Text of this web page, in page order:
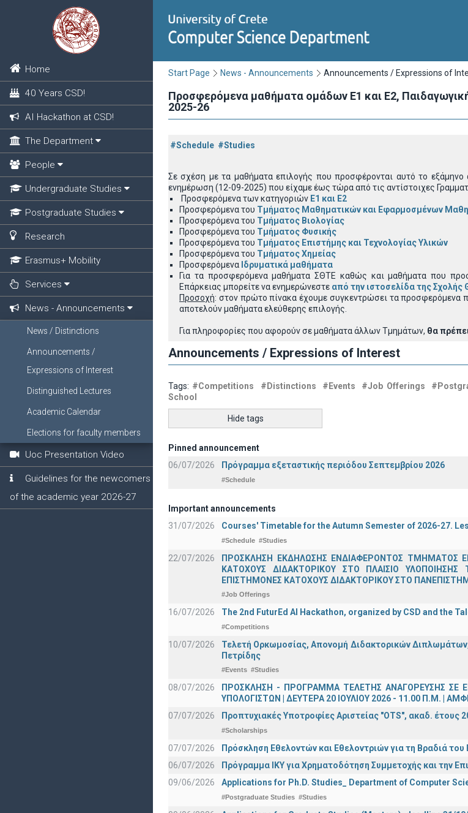
Home
40 Years CSD!
AI Hackathon at CSD!
The Department
People
Undergraduate Studies
Postgraduate Studies
Research
Erasmus+ Mobility
Services
News - Announcements
News / Distinctions
Announcements /
Expressions of Interest
Distinguished Lectures
Academic Calendar
Elections for faculty members
Uoc Presentation Video
Guidelines for the newcomers
of the academic year 2026-27
Start Page News - Announcements Announcements / Expressions of
Προσφερόμενα μαθήματα ομάδων Ε1 και Ε2,
2025-26
#Schedule #Studies
Σε σχέση με τα μαθήματα επιλογής που προσφέρονται αυτό το
ενημέρωση (12-09-2025) που είχαμε έως τώρα από τις αντίστοιχες
Προσφερόμενα των κατηγοριών Ε1 και Ε2
Προσφερόμενα του Τμήματος Μαθηματικών και Εφαρμοσμένων
Προσφερόμενα του Τμήματος Βιολογίας
Προσφερόμενα του Τμήματος Φυσικής
Προσφερόμενα του Τμήματος Επιστήμης και Τεχνολογίας Υλικών
Προσφερόμενα του Τμήματος Χημείας
Προσφερόμενα Ιδρυματικά μαθήματα
Για τα προσφερόμενα μαθήματα ΣΘΤΕ καθώς και μαθήματα που
Επάρκειας μπορείτε να ενημερώνεστε από την ιστοσελίδα της
Προσοχή: στον πρώτο πίνακα έχουμε συγκεντρώσει τα προσφερόμενα
αποτελούν μαθήματα ελεύθερης επιλογής.
Για πληροφορίες που αφορούν σε μαθήματα άλλων Τμημάτων, θα
Announcements / Expressions of Interest
Tags: #Competitions #Distinctions #Events #Job Offerings
School
Hide tags
Pinned announcement
06/07/2026
Πρόγραμμα εξεταστικής περιόδου Σεπτεμβρίου 2026
#Schedule
Important announcements
31/07/2026
Courses' Timetable for the Autumn Semester of 2026-27.
#Schedule #Studies
22/07/2026
ΠΡΟΣΚΛΗΣΗ ΕΚΔΗΛΩΣΗΣ ΕΝΔΙΑΦΕΡΟΝΤΟΣ ΤΜΗΜΑΤΟΣ
ΚΑΤΟΧΟΥΣ ΔΙΔΑΚΤΟΡΙΚΟΥ ΣΤΟ ΠΛΑΙΣΙΟ
ΕΠΙΣΤΗΜΟΝΕΣ ΚΑΤΟΧΟΥΣ ΔΙΔΑΚΤΟΡΙΚΟΥ ΣΤΟ
#Job Offerings
16/07/2026 The 2nd FuturEd AI Hackathon, organized by CSD and the
#Competitions
10/07/2026
Τελετή Ορκωμοσίας, Απονομή Διδακτορικών
Πετρίδης
#Events #Studies
08/07/2026
ΠΡΟΣΚΛΗΣΗ - ΠΡΟΓΡΑΜΜΑ ΤΕΛΕΤΗΣ ΑΝΑΓΟΡΕΥΣΗΣ ΣΕ
ΥΠΟΛΟΓΙΣΤΩΝ | ΔΕΥΤΕΡΑ 20 ΙΟΥΛΙΟΥ 2026 - 11.00 Π.Μ. |
07/07/2026
Προπτυχιακές Υποτροφίες Αριστείας "OTS", ακαδ.
#Scholarships
07/07/2026
Πρόσκληση Εθελοντών και Εθελοντριών για τη Βραδιά του
06/07/2026
Πρόγραμμα ΙΚΥ για Χρηματοδότηση Συμμετοχής και την
09/06/2026
Applications for Ph.D. Studies_ Department of Computer
#Postgraduate Studies #Studies